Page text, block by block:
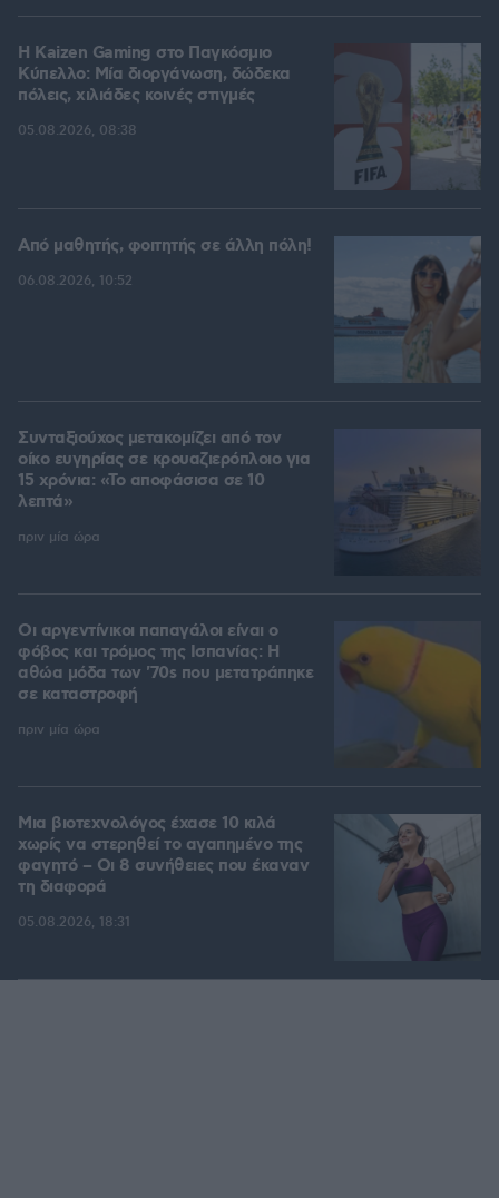
H Kaizen Gaming στο Παγκόσμιο
Kύπελλο: Μία διοργάνωση, δώδεκα
πόλεις, χιλιάδες κοινές στιγμές
05.08.2026, 08:38
Από μαθητής, φοιτητής σε άλλη πόλη!
06.08.2026, 10:52
Συνταξιούχος μετακομίζει από τον
οίκο ευγηρίας σε κρουαζιερόπλοιο για
15 χρόνια: «Το αποφάσισα σε 10
λεπτά»
πριν μία ώρα
Οι αργεντίνικοι παπαγάλοι είναι ο
φόβος και τρόμος της Ισπανίας: Η
αθώα μόδα των '70s που μετατράπηκε
σε καταστροφή
πριν μία ώρα
Μια βιοτεχνολόγος έχασε 10 κιλά
χωρίς να στερηθεί το αγαπημένο της
φαγητό – Οι 8 συνήθειες που έκαναν
τη διαφορά
05.08.2026, 18:31